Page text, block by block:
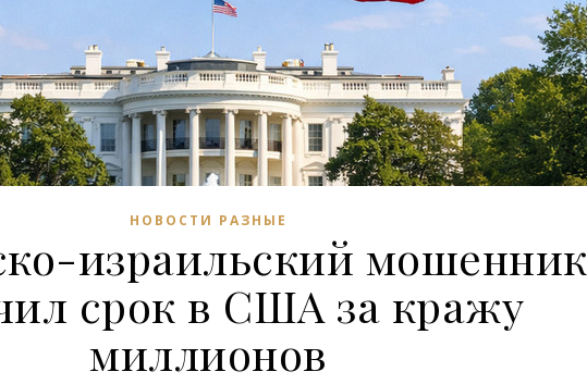
НОВОСТИ РАЗНЫЕ
израильский мошенник
срок в США за кражу
миллионов